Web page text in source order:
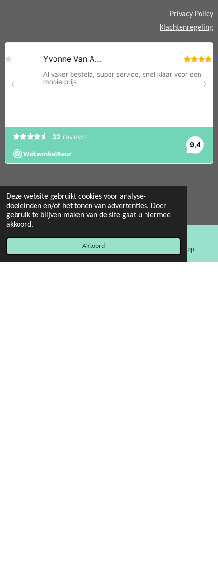
Deze website gebruikt cookies voor analyse-
doeleinden en/of het tonen van advertenties. Door
gebruik te blijven maken van de site gaat u hiermee
akkoord.
Akkoord
Privacy Policy
Klachtenregeling
© 2022 - 2026 Mint 11 giftstore
Powered by
Facebook WhatsApp